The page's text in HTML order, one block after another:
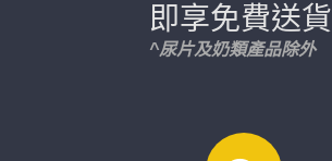
即享免費送貨
^尿片及奶類產品除外